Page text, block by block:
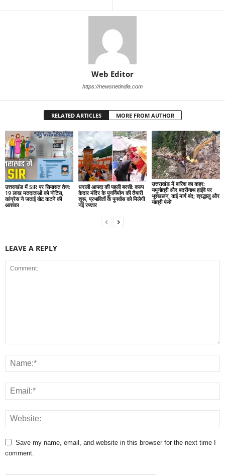
Web Editor
https://newsnetindia.com
RELATED ARTICLES MORE FROM AUTHOR
उत्तराखंड में SIR पर सियासत तेज:
19 लाख मतदाताओं को नोटिस,
कांग्रेस ने जताई वोट कटने की
आशंका
धराली आपदा की पहली बरसी: कल्प
केदार मंदिर के पुनर्निर्माण की तैयारी
शुरू, प्रभावितों के पुनर्वास को मिलेगी
नई रफ्तार
उत्तराखंड में बारिश का कहर:
यमुनोत्री और बदरीनाथ हाईवे पर
भूस्खलन, कई मार्ग बंद; श्रद्धालु और
यात्री फंसे
LEAVE A REPLY
Save my name, email, and website in this browser for the next time I
comment.